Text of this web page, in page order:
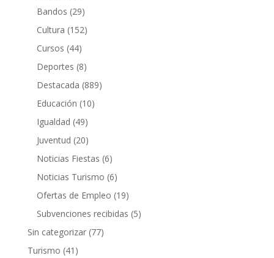
Bandos (29)
Cultura (152)
Cursos (44)
Deportes (8)
Destacada (889)
Educación (10)
Igualdad (49)
Juventud (20)
Noticias Fiestas (6)
Noticias Turismo (6)
Ofertas de Empleo (19)
Subvenciones recibidas (5)
Sin categorizar(77)
Turismo (41)